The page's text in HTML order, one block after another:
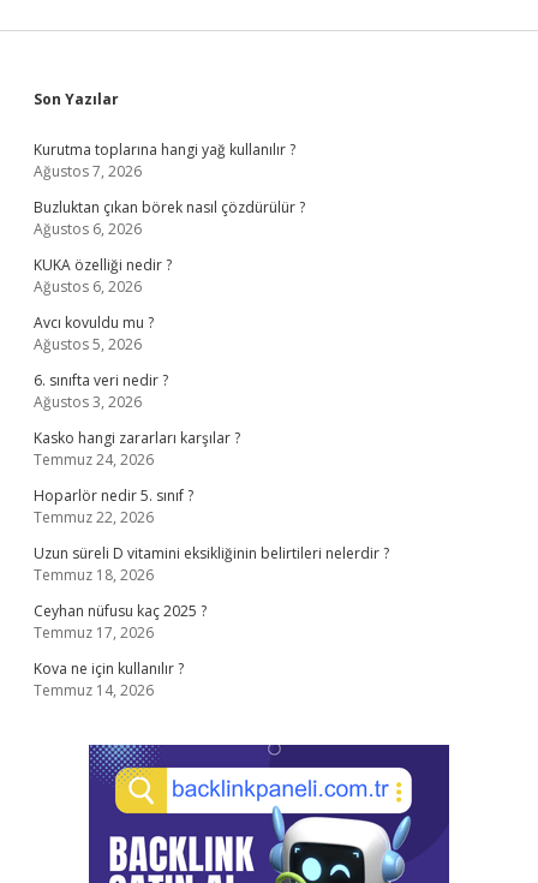
Sidebar
Son Yazılar
Kurutma toplarına hangi yağ kullanılır ?
Ağustos 7, 2026
Buzluktan çıkan börek nasıl çözdürülür ?
Ağustos 6, 2026
KUKA özelliği nedir ?
Ağustos 6, 2026
Avcı kovuldu mu ?
Ağustos 5, 2026
6. sınıfta veri nedir ?
Ağustos 3, 2026
Kasko hangi zararları karşılar ?
Temmuz 24, 2026
Hoparlör nedir 5. sınıf ?
Temmuz 22, 2026
Uzun süreli D vitamini eksikliğinin belirtileri nelerdir ?
Temmuz 18, 2026
Ceyhan nüfusu kaç 2025 ?
Temmuz 17, 2026
Kova ne için kullanılır ?
Temmuz 14, 2026